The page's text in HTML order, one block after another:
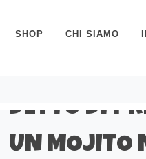
SHOP CHI SIAMO
T-shirt TI
DETTO DI
UN MOJITO